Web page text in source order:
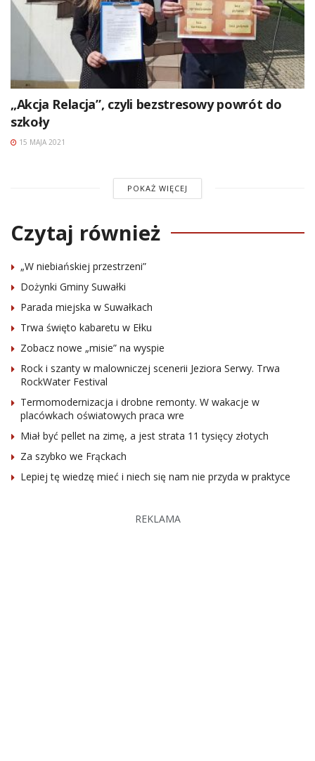
„Akcja Relacja”, czyli bezstresowy powrót do
szkoły
15 MAJA 2021
POKAŻ WIĘCEJ
Czytaj również
„W niebiańskiej przestrzeni”
Dożynki Gminy Suwałki
Parada miejska w Suwałkach
Trwa święto kabaretu w Ełku
Zobacz nowe „misie” na wyspie
Rock i szanty w malowniczej scenerii Jeziora Serwy. Trwa
RockWater Festival
Termomodernizacja i drobne remonty. W wakacje w
placówkach oświatowych praca wre
Miał być pellet na zimę, a jest strata 11 tysięcy złotych
Za szybko we Frąckach
Lepiej tę wiedzę mieć i niech się nam nie przyda w praktyce
REKLAMA